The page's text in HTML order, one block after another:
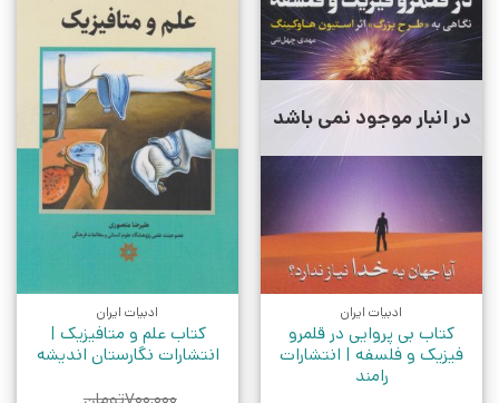
در انبار موجود نمی باشد
ادبیات ایران
کتاب بی پروایی در قلمرو
فیزیک و فلسفه | انتشارات
رامند
ادبیات ایران
کتاب علم و متافیزیک |
انتشارات نگارستان اندیشه